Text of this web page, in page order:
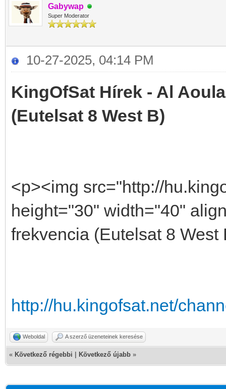
Gabywap
Super Moderator
10-27-2025, 04:14 PM
KingOfSat Hírek - Al
(Eutelsat 8 West B)
<p><img src="http://
height="30" width="40"
frekvencia (Eutelsat 8
http://hu.kingofsat.net/
Weboldal A szerző üzeneteinek keresése
« Következő régebbi Következő újabb »